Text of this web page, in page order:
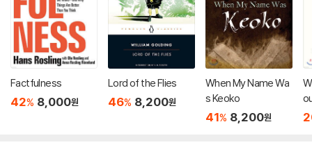
Factfulness
42% 8,000원
Lord of the Flies
46% 8,200원
When My Name Wa
s Keoko
41% 8,200원